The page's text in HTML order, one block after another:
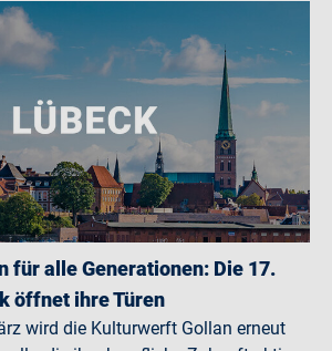
für alle Generationen: Die 17.
öffnet ihre Türen
wird die Kulturwerft Gollan erneut